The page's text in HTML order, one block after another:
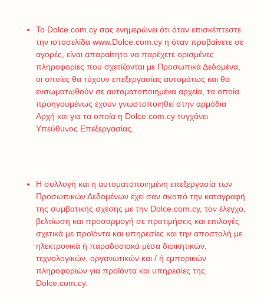
Το Dolce.com.cy σας ενημερώνει ότι όταν επισκέπτεστε
την ιστοσελίδα www.Dolce.com.cyη όταν προβαίνετε σε
αγορές, είναι απαραίτητο να παρέχετε ορισμένες
πληροφορίες που σχετίζονται με Προσωπικά Δεδομένα,
οι οποίες θα τύχουν επεξεργασίας αυτομάτως και θα
ενσωματωθούν σε αυτοματοποιημένα αρχεία, τα οποία
προηγουμένως έχουν γνωστοποιηθεί στην αρμόδια
Αρχή και για τα οποία η Dolce.com.cy τυγχάνει
Υπεύθυνος Επεξεργασίας.
Η συλλογή και η αυτοματοποιημένη επεξεργασία των
Προσωπικών Δεδομένων έχει σαν σκοπό την καταγραφή
της συμβατικής σχέσης με την Dolce.com.cy, τον έλεγχο,
βελτίωση και προσαρμογή σε προτιμήσεις και επιλογές
σχετικά με προϊόντα και υπηρεσίες και την αποστολή με
ηλεκτρονικά ή παραδοσιακά μέσα διοικητικών,
τεχνολογικών, οργανωτικών και / ή εμπορικών
πληροφοριών για προϊόντα και υπηρεσίες της
Dolce.com.cy.